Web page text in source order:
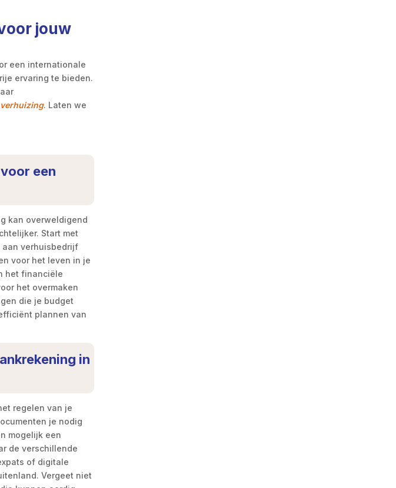
jouw
een internationale
ervaring te bieden.
. Laten we
een
kan overweldigend
Start met
aan verhuisbedrijf
voor het leven in je
het financiële
het overmaken
die je budget
plannen van
in
regelen van je
je nodig
mogelijk een
de verschillende
of digitale
Vergeet niet